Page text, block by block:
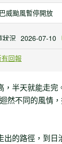
威颱風暫停開放
狀況 2026-07-10
風預警性封閉
回報
半天就能走完
然不同的風情
的路徑，到日